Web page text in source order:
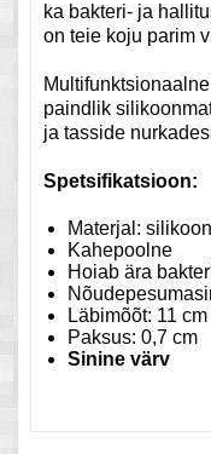
ka bakteri- ja
on teie koju parim
paindlik
ja tasside
Spetsifikatsioon:
Materjal: silikoon
Kahepoolne
Hoiab ära
Läbimõõt: 11 cm
Paksus: 0,7 cm
Sinine värv